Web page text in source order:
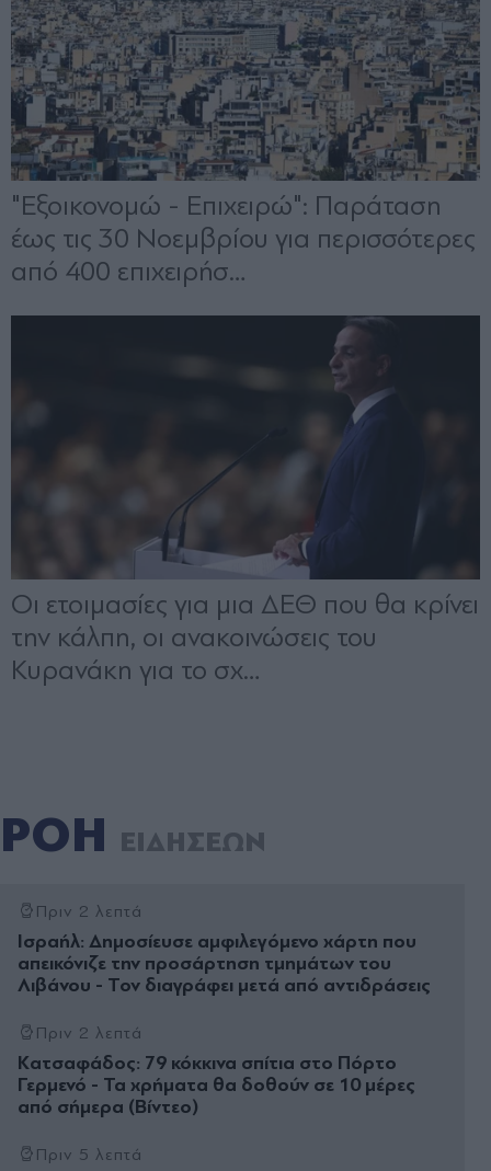
ΡΟΗ ΕΙΔΗΣΕΩΝ
Πριν 2 λεπτά
Ισραήλ: Δημοσίευσε αμφιλεγόμενο χάρτη που
απεικόνιζε την προσάρτηση τμημάτων του
Λιβάνου - Τον διαγράφει μετά από αντιδράσεις
Πριν 2 λεπτά
Kατσαφάδος: 79 κόκκινα σπίτια στο Πόρτο
Γερμενό - Τα χρήματα θα δοθούν σε 10 μέρες
από σήμερα (Βίντεο)
Πριν 5 λεπτά